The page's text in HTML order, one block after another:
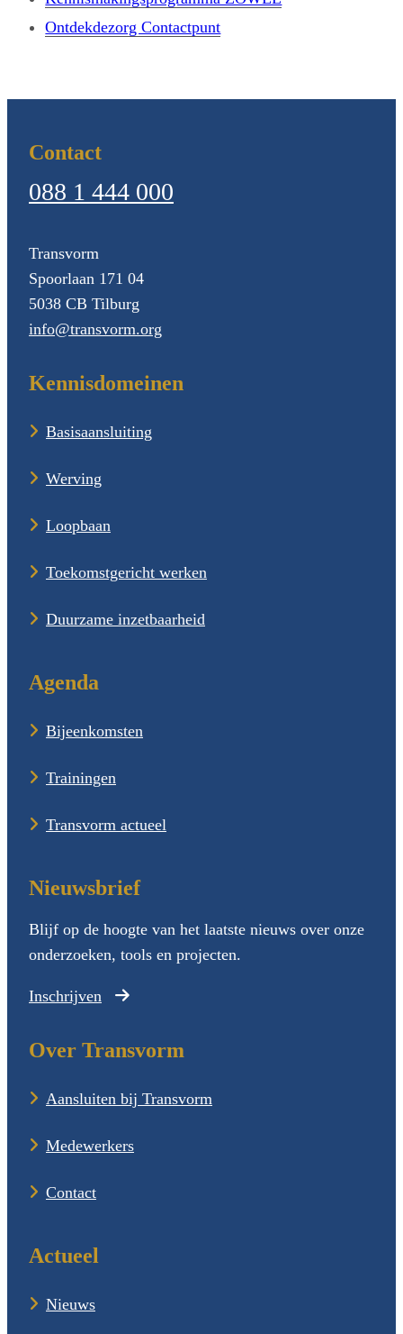
Ontdekdezorg Contactpunt
Contact
088 1 444 000
Transvorm
Spoorlaan 171 04
5038 CB Tilburg
info@transvorm.org
Kennisdomeinen
Basisaansluiting
Werving
Loopbaan
Toekomstgericht werken
Duurzame inzetbaar­heid
Agenda
Bijeenkomsten
Trainingen
Transvorm actueel
Nieuwsbrief
Blijf op de hoogte van het laatste nieuws over onze
onderzoeken, tools en projecten.
Inschrijven
Over Transvorm
Aansluiten bij Transvorm
Medewerkers
Contact
Actueel
Nieuws